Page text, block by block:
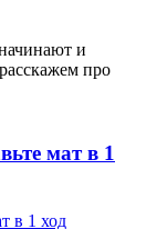
и
про
мат в 1